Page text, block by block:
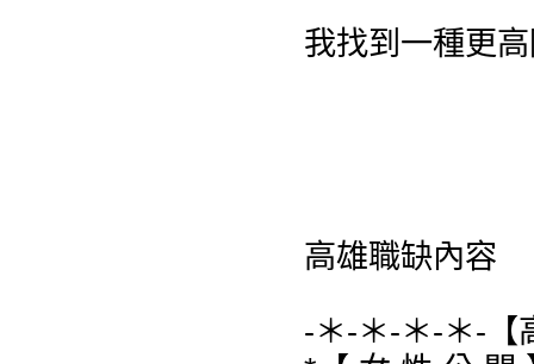
我找到一種更
高雄職缺內容
-＊-＊-＊-＊-【